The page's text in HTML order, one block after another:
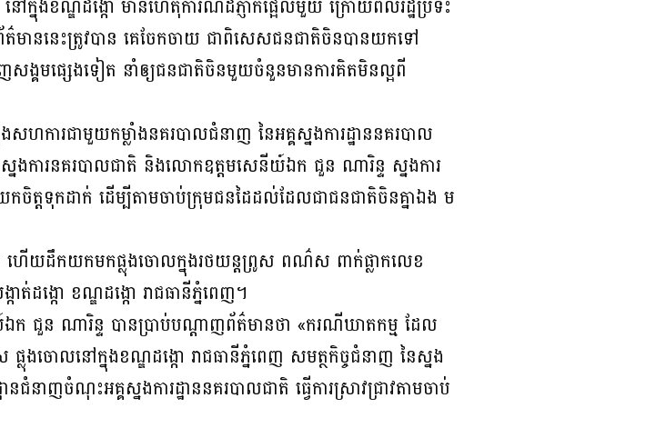
ក្នុងខណ្ឌដង្កោ មានហេតុការណ៍ដ៏ភ្ញាក់ផ្អើលមួយ ក្រោយពលរដ្ឋប្រទះ
ាននេះត្រូវបាន គេចែកចាយ ជាពិសេសជនជាតិចិនបានយកទៅ
ង្គមផ្សេងទៀត នាំឲ្យជនជាតិចិនមួយចំនួនមានការគិតមិនល្អពី
ហការជាមួយកម្លាំងនគរបាលជំនាញ នៃអគ្គស្នងការដ្ឋាននគរបាល
នងការនគរបាលជាតិ និងលោកឧត្តមសេនីយ៍ឯក ជួន ណារិន្ទ ស្នងការ
កចិត្តទុកដាក់ ដើម្បីតាមចាប់ក្រុមជនដៃដល់ដែលជាជនជាតិចិនគ្នាឯង ម
ហើយដឹកយកមកផ្លុងចោលក្នុងរថយន្តព្រូស​ ពណ៌ស​ ពាក់ផ្លាកលេខ​
ដង្កោ​ ខណ្ឌដង្កោ​ រាជធានីភ្នំពេញ​។
ជួន ណារិន្ទ បានប្រាប់បណ្តាញព័ត៌មានថា «ករណីឃាតកម្ម ដែល
លុងចោលនៅក្នុងខណ្ឌដង្កោ រាជធានីភ្នំពេញ សមត្ថកិច្ចជំនាញ នៃស្នង
នាញចំណុះអគ្គស្នងការដ្ឋាននគរបាលជាតិ ធ្វើការស្រាវជ្រាវតាមចាប់